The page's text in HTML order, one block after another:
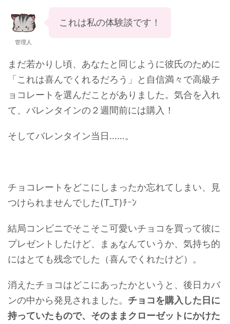
管理人
これは私の体験談です！
まだ若かりし頃、あなたと同じように彼氏のために
「これは喜んでくれるだろう」と自信満々で高級チ
ョコレートを選んだことがありました。気合を入れ
て、バレンタインの２週間前には購入！
そしてバレンタイン当日……。
チョコレートをどこにしまったか忘れてしまい、見
つけられませんでした(T_T)ﾁｰﾝ
結局コンビニでそこそこ可愛いチョコを買って彼に
プレゼントしたけど、まぁなんていうか、気持ち的
にはとても残念でした（喜んでくれたけど）。
消えたチョコはどこにあったかというと、後日カバ
ンの中から発見されました。 チョコを購入した日に
持っていたもので、そのままクローゼットにかけた